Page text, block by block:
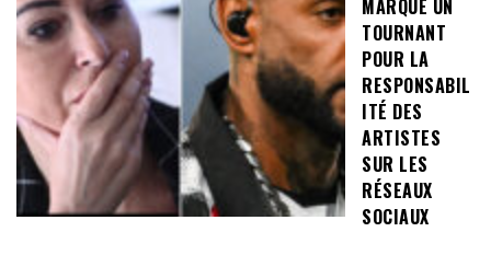
MARQUE UN
TOURNANT
POUR LA
RESPONSABIL
ITÉ DES
ARTISTES
SUR LES
RÉSEAUX
SOCIAUX